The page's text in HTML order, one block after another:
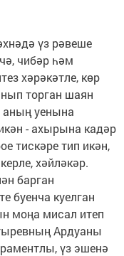
үз рәвеше
чибәр һәм
хәрәкәтле, көр
торган шаян
аның уенына
- ахырына кадәр
тискәре тип икән,
хәйләкәр.
барган
буенча куелган
моңа мисал итеп
Ардуаны
үз эшенә